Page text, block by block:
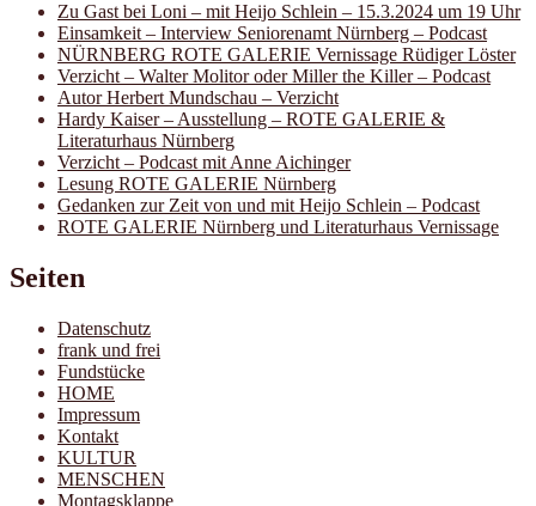
Zu Gast bei Loni – mit Heijo Schlein – 15.3.2024 um 19 Uhr
Einsamkeit – Interview Seniorenamt Nürnberg – Podcast
NÜRNBERG ROTE GALERIE Vernissage Rüdiger Löster
Verzicht – Walter Molitor oder Miller the Killer – Podcast
Autor Herbert Mundschau – Verzicht
Hardy Kaiser – Ausstellung – ROTE GALERIE &
Literaturhaus Nürnberg
Verzicht – Podcast mit Anne Aichinger
Lesung ROTE GALERIE Nürnberg
Gedanken zur Zeit von und mit Heijo Schlein – Podcast
ROTE GALERIE Nürnberg und Literaturhaus Vernissage
Seiten
Datenschutz
frank und frei
Fundstücke
HOME
Impressum
Kontakt
KULTUR
MENSCHEN
Montagsklappe